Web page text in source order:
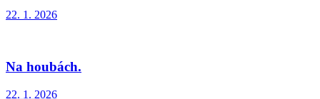
22. 1. 2026
Na houbách.
22. 1. 2026